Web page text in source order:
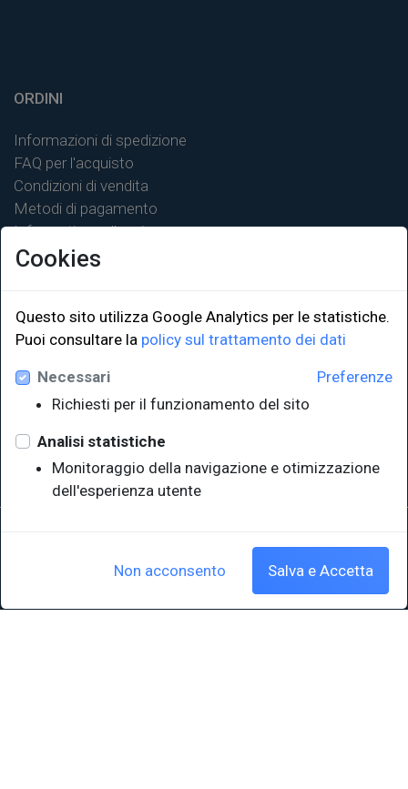
ORDINI
Informazioni di spedizione
FAQ per l'acquisto
Condizioni di vendita
Metodi di pagamento
Informativa sulla privacy
LINK ISTITUZIONALI
Università degli Studi di Trieste
Sistema Bibliotecario di Ateneo
EUT in cifre
P.IVA 00211830328 - C.F. 80013890324 - P.E.C.: ateneo@pec.units.it
Cookies
Questo sito utilizza Google Analytics per le statistiche.
Puoi consultare la policy sul trattamento dei dati
Preferenze
Necessari
Richiesti per il funzionamento del sito
Analisi statistiche
Monitoraggio della navigazione e otimizzazione
dell'esperienza utente
Non acconsento Salva e Accetta